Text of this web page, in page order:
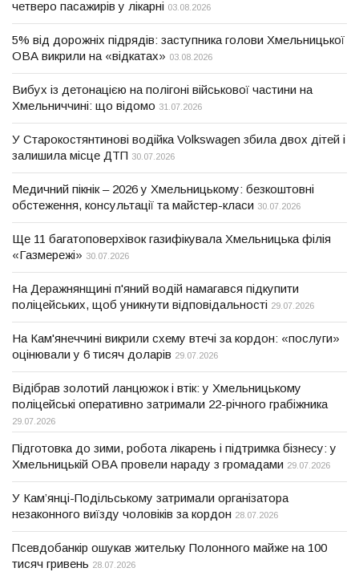
четверо пасажирів у лікарні 03.08.2026
5% від дорожніх підрядів: заступника голови Хмельницької
ОВА викрили на «відкатах» 03.08.2026
Вибух із детонацією на полігоні військової частини на
Хмельниччині: що відомо 31.07.2026
У Старокостянтинові водійка Volkswagen збила двох дітей і
залишила місце ДТП 30.07.2026
Медичний пікнік – 2026 у Хмельницькому: безкоштовні
обстеження, консультації та майстер-класи 30.07.2026
Ще 11 багатоповерхівок газифікувала Хмельницька філія
«Газмережі» 30.07.2026
На Деражнянщині п'яний водій намагався підкупити
поліцейських, щоб уникнути відповідальності 29.07.2026
На Кам'янеччині викрили схему втечі за кордон: «послуги»
оцінювали у 6 тисяч доларів 29.07.2026
Відібрав золотий ланцюжок і втік: у Хмельницькому
поліцейські оперативно затримали 22-річного грабіжника
29.07.2026
Підготовка до зими, робота лікарень і підтримка бізнесу: у
Хмельницькій ОВА провели нараду з громадами 29.07.2026
У Кам’янці-Подільському затримали організатора
незаконного виїзду чоловіків за кордон 28.07.2026
Псевдобанкір ошукав жительку Полонного майже на 100
тисяч гривень 28.07.2026